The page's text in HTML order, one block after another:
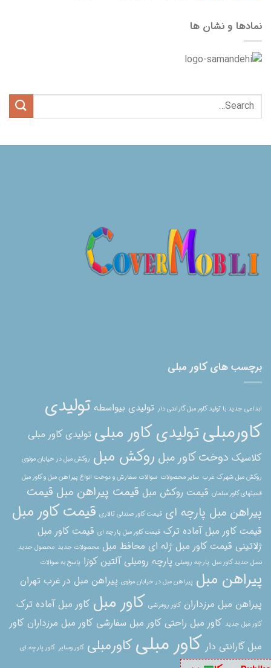
نمادها و نشان ها
برچسب های کاور مبلی
ابداعی جدید با تولید کاور مبل گارانتی دار تولیدی بیواسطه تولیدی
کاورمبلیتولیدی کاور مبلی تولیدی کاور مبلی
کلاسیک دوخت کاور مبل روکش مبل روکش مبل در خیابان مولوی
روکش مبل شهرک غرب سایر محصولات سوالات سفارش و دوخت انواع پیراهن مبل و کاور مبل
قمیتهای کاور مبلمان قیمت روکش مبل قیمت پیراهن مبل قیمت
پیراهن مبل پارچه ای قیمت کاور صندلی تالاری قیمت کاور مبل
قیمت کاور مبل آماده ترک قیمت کاور مبل پارچه ای قیمت کاور مبل
ژلاتینی قیمت کاور مبل ژله ای محافظ مبل محصولات جدید محصول جدید
نسل جدید کاور مبل پارچه رومبلی پارچه رومبلی آلتین کوزا پاسخ به سوالات
پیراهن مبل پیراهن مبل در خیابان مولوی پیراهن مبل در غرب تهران
پیراهن مبل مرزداران کاور روفرشی کاور مبل کاور مبل آماده ترک
کاور مبل جدید کاور مبل راحتی کاور مبل سفارشی کاور مبل مرزداران کاور
مبل گارانتی دار کاور مبلیکاورمبلی کاور وسایر کاور پارچه ای